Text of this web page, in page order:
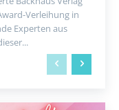
Verleihung in
Experten aus